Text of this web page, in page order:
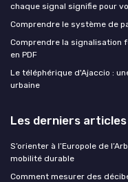
chaque signal signifie pour
Comprendre le système de
Comprendre la signalisation
en PDF
Le téléphérique d'Ajaccio :
urbaine
Les derniers articles
S’orienter à l’Europole de
mobilité durable
Comment mesurer des